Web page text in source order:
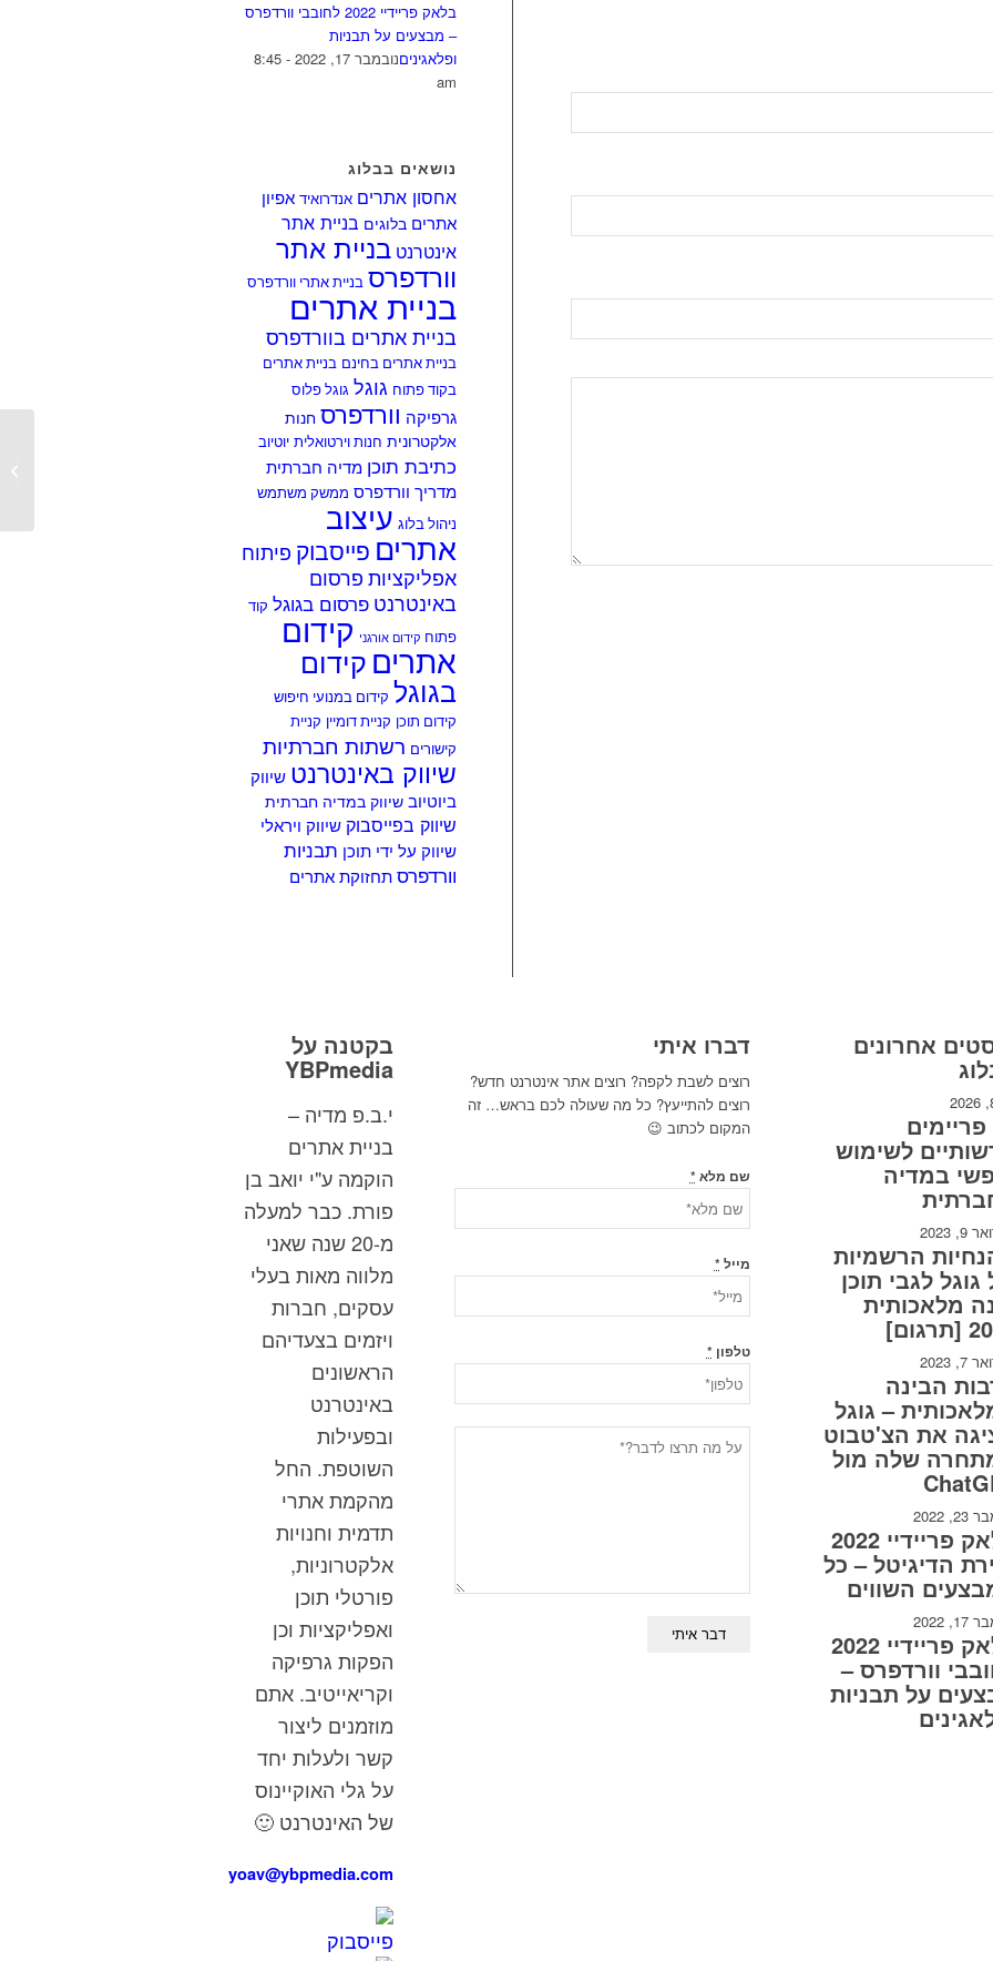
בלאק פריידיי 2022 לחובבי וורדפרס
– מבצעים על תבניות
ופלאגינים
נובמבר 17, 2022 - 8:45
am
נושאים בבלוג
אחסון אתרים אנדרואיד אפיון
אתרים בלוגים בניית אתר
אינטרנט בניית אתר
וורדפרס בניית אתרי וורדפרס
בניית אתרים
בניית אתרים בוורדפרס
בניית אתרים בחינם בניית אתרים
בקוד פתוח גוגל גוגל פלוס
גרפיקה וורדפרס חנות
אלקטרונית חנות וירטואלית יוטיוב
כתיבת תוכן מדיה חברתית
מדריך וורדפרס ממשק משתמש
ניהול בלוג עיצוב
אתרים פייסבוק פיתוח
אפליקציותפרסום
באינטרנט פרסום בגוגל קוד
פתוח קידום אורגני קידום
אתריםקידום
בגוגל קידום במנועי חיפוש
קידום תוכן קניית דומיין קניית
קישורים רשתות חברתיות
שיווק באינטרנט שיווק
ביוטיוב שיווק במדיה חברתית
שיווק בפייסבוק שיווק ויראלי
שיווק על ידי תוכן תבניות
וורדפרסתחזוקת אתרים
בקטנה על
YBPmedia
י.ב.פ מדיה –
בניית אתרים
הוקמה ע"י יואב בן
פורת. כבר למעלה
מ-20 שנה שאני
מלווה מאות בעלי
עסקים, חברות
ויזמים בצעדיהם
הראשונים
באינטרנט
ובפעילות
השוטפת. החל
מהקמת אתרי
תדמית וחנויות
אלקטרוניות,
פורטלי תוכן
ואפליקציות וכן
הפקות גרפיקה
וקריאייטיב. אתם
מוזמנים ליצור
קשר ולעלות יחד
על גלי האוקיינוס
של האינטרנט 🙂
yoav@ybpmedia.com
דברו איתי
רוצים לשבת לקפה? רוצים אתר אינטרנט חדש?
רוצים להתייעץ? כל מה שעולה לכם בראש… זה
המקום לכתוב 😉
שם מלא *
מייל *
טלפון *
אחרונים
15 פריימים
לשימוש
במדיה
2023
הרשמיות
לגבי תוכן
מלאכותית
2023
הבינה
– גוגל
את הצ'טבוט
שלה מול
2022
בלאק פריידיי 2022
הדיגיטל – כל
השווים
2022
בלאק פריידיי 2022
וורדפרס –
על תבניות